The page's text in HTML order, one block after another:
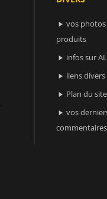
 vos
produits
 infos sur
 liens divers
 Plan du site
 vos
commentaires